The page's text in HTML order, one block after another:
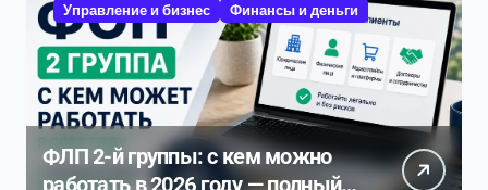
Управление и бизнес Финансы и деньги
ФЛП 2-й группы: с кем можно